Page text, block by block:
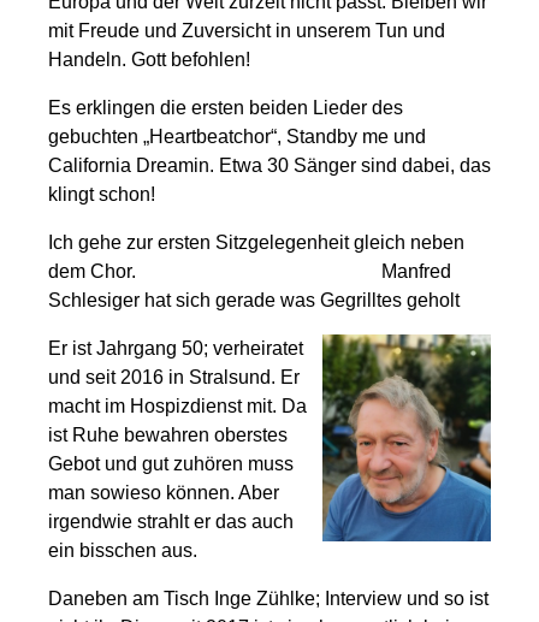
mit Freude und Zuversicht in unserem Tun und
Handeln. Gott befohlen!
Es erklingen die ersten beiden Lieder des
gebuchten „Heartbeatchor“, Standby me und
California Dreamin. Etwa 30 Sänger sind dabei, das
klingt schon!
Ich gehe zur ersten Sitzgelegenheit gleich neben
dem Chor. Manfred
Schlesiger hat sich gerade was Gegrilltes geholt
Er ist Jahrgang 50; verheiratet
und seit 2016 in Stralsund. Er
macht im Hospizdienst mit. Da
ist Ruhe bewahren oberstes
Gebot und gut zuhören muss
man sowieso können. Aber
irgendwie strahlt er das auch
ein bisschen aus.
Daneben am Tisch Inge Zühlke; Interview und so ist